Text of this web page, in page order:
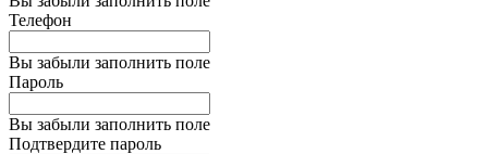
Телефон
Вы забыли заполнить поле
Пароль
Вы забыли заполнить поле
Подтвердите пароль